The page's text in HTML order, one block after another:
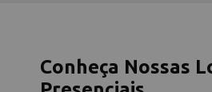
Conheça Nossas